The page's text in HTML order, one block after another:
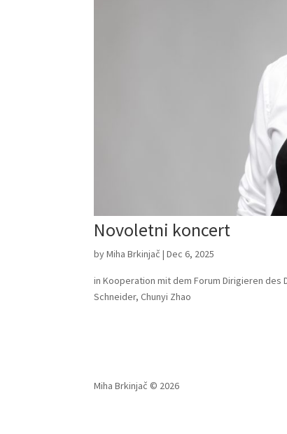
Novoletni koncert
byMiha Brkinjač |Dec 6, 2025
in Kooperation mit dem Forum Dirigieren des
Schneider, Chunyi Zhao
Miha Brkinjač © 2026